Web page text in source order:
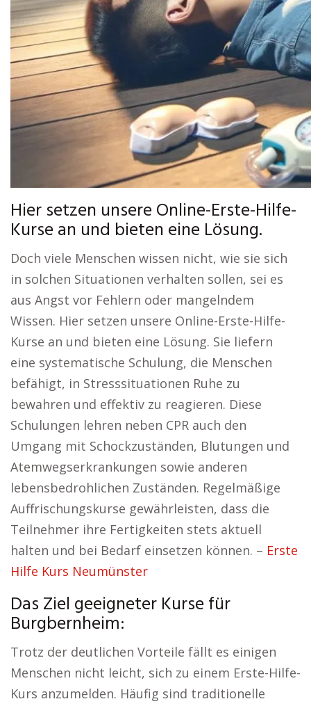
Hier setzen unsere Online-Erste-Hilfe-
Kurse an und bieten eine Lösung.
Doch viele Menschen wissen nicht, wie sie sich
in solchen Situationen verhalten sollen, sei es
aus Angst vor Fehlern oder mangelndem
Wissen. Hier setzen unsere Online-Erste-Hilfe-
Kurse an und bieten eine Lösung. Sie liefern
eine systematische Schulung, die Menschen
befähigt, in Stresssituationen Ruhe zu
bewahren und effektiv zu reagieren. Diese
Schulungen lehren neben CPR auch den
Umgang mit Schockzuständen, Blutungen und
Atemwegserkrankungen sowie anderen
lebensbedrohlichen Zuständen. Regelmäßige
Auffrischungskurse gewährleisten, dass die
Teilnehmer ihre Fertigkeiten stets aktuell
halten und bei Bedarf einsetzen können. – Erste
Hilfe Kurs Neumünster
Das Ziel geeigneter Kurse für
Burgbernheim:
Trotz der deutlichen Vorteile fällt es einigen
Menschen nicht leicht, sich zu einem Erste-Hilfe-
Kurs anzumelden. Häufig sind traditionelle